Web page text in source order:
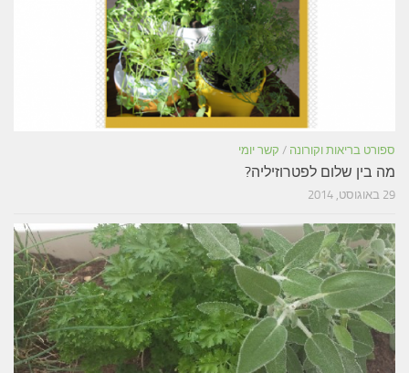
ספורט בריאות וקורונה / קשר יומי
מה בין שלום לפטרוזיליה?
29 באוגוסט, 2014